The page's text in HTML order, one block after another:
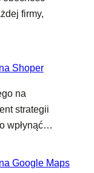
firmy,
Shoper
na
strategii
wpłynąć…
Google Maps